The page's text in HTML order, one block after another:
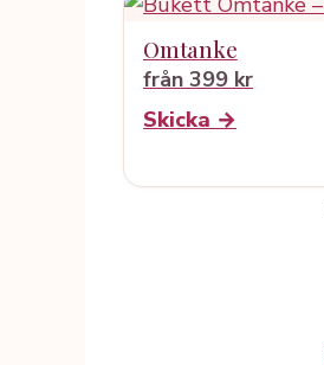
Omtanke
från 399 kr
Skicka →